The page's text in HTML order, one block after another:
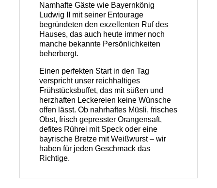
Namhafte Gäste wie Bayernkönig
Ludwig II mit seiner Entourage
begründeten den exzellenten Ruf des
Hauses, das auch heute immer noch
manche bekannte Persönlichkeiten
beherbergt.
Einen perfekten Start in den Tag
verspricht unser reichhaltiges
Frühstücksbuffet, das mit süßen und
herzhaften Leckereien keine Wünsche
offen lässt. Ob nahrhaftes Müsli, frisches
Obst, frisch gepresster Orangensaft,
defites Rührei mit Speck oder eine
bayrische Bretze mit Weißwurst – wir
haben für jeden Geschmack das
Richtige.